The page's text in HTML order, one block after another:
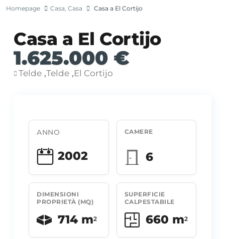
Homepage Casa Casa Casa a El Cortijo
Casa a El Cortijo
1.625.000 €
Telde ,Telde ,El Cortijo
ANNO
2002
CAMERE
6
DIMENSIONI
PROPRIETÀ (MQ)
714 m2
SUPERFICIE
CALPESTABILE
660 m2